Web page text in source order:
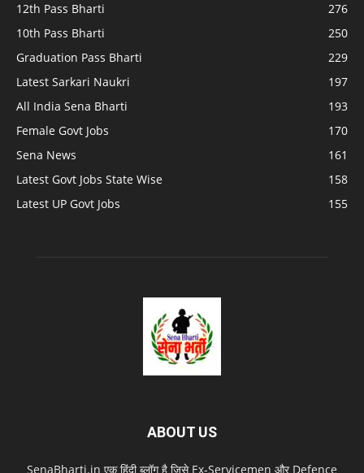
12th Pass Bharti
276
10th Pass Bharti
250
Graduation Pass Bharti
229
Latest Sarkari Naukri
197
All India Sena Bharti
193
Female Govt Jobs
170
Sena News
161
Latest Govt Jobs State Wise
158
Latest UP Govt Jobs
155
ABOUT US
SenaBharti.in एक हिंदी ब्लॉग है जिसे Ex‑Servicemen और Defence